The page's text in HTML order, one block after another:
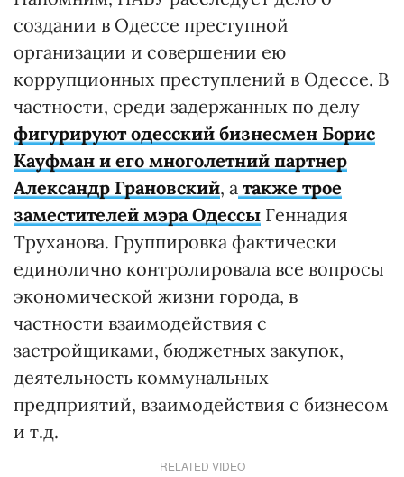
создании в Одессе преступной
организации и совершении ею
коррупционных преступлений в Одессе. В
частности, среди задержанных по делу
фигурируют одесский бизнесмен Борис
Кауфман и его многолетний партнер
Александр Грановский, а также трое
заместителей мэра Одессы Геннадия
Труханова. Группировка фактически
единолично контролировала все вопросы
экономической жизни города, в
частности взаимодействия с
застройщиками, бюджетных закупок,
деятельность коммунальных
предприятий, взаимодействия с бизнесом
и т.д.
RELATED VIDEO